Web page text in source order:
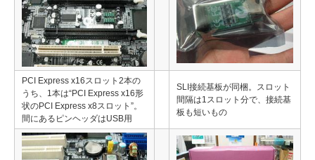
PCI Express x16スロット2本の
うち、1本は“PCI Express x16形
状のPCI Express x8スロット”。
間にあるピンヘッダはUSB用
SLI接続基板が同梱。スロット
間隔は1スロット分で、接続基
板も短いもの